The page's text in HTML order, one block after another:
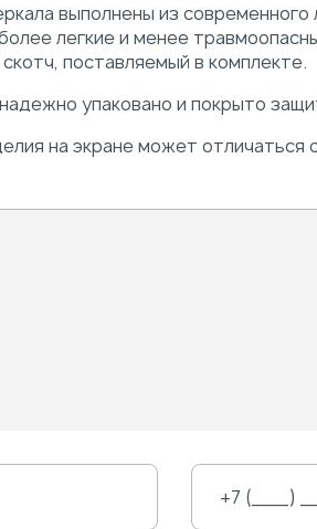
выполнены из
легкие и менее
поставляемый в комплекте.
упаковано и покрыто
на экране может отличаться